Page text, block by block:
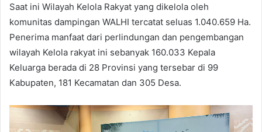
Saat ini Wilayah Kelola Rakyat yang dikelola oleh
komunitas dampingan WALHI tercatat seluas 1.040.659 Ha.
Penerima manfaat dari perlindungan dan pengembangan
wilayah Kelola rakyat ini sebanyak 160.033 Kepala
Keluarga berada di 28 Provinsi yang tersebar di 99
Kabupaten, 181 Kecamatan dan 305 Desa.